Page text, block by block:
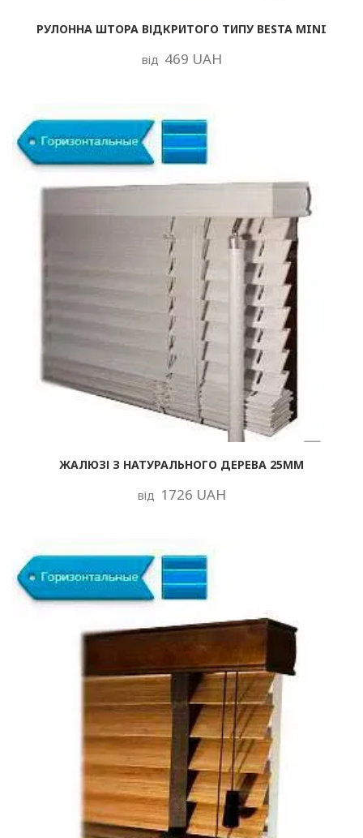
РУЛОННА ШТОРА ВІДКРИТОГО ТИПУ BESTA MINI
від 469 UAH
ЖАЛЮЗІ З НАТУРАЛЬНОГО ДЕРЕВА 25ММ
від 1726 UAH